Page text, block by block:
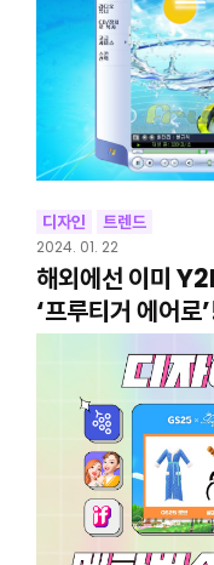
디자인 트렌드
2024. 01. 22
해외에선 이미
‘프루티거 에어